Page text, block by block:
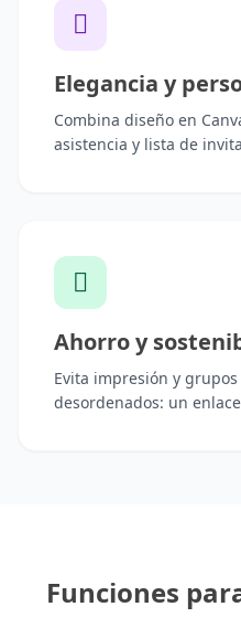
Elegancia y
Combina diseño en
asistencia y lista de
Ahorro y
Evita impresión y
desordenados: un
Funciones